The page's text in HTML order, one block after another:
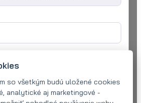
so všetkým budú uložené cookies
analytické aj marketingové -